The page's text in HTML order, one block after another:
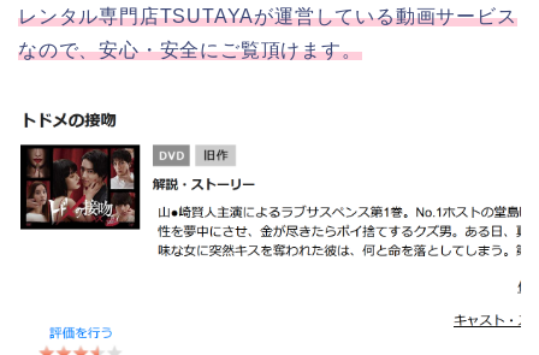
レンタル専門店TSUTAYAが運営している動画サービス
なので、安心・安全にご覧頂けます。